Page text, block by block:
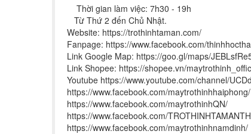
Thời gian làm việc: 7h30 - 19h
Từ Thứ 2 đến Chủ Nhật.
Website: https://trothinhtaman.com/
Fanpage: https://www.facebook.com/
Link Google Map: https://goo.gl/maps/
Link Shopee: https://shopee.vn/
Youtube https://www.youtube.com/channel/
https://www.facebook.com/maytrothinhhaiphong/
https://www.facebook.com/maytrothinhQN/
https://www.facebook.com/
https://www.facebook.com/maytrothinhnamdinh/